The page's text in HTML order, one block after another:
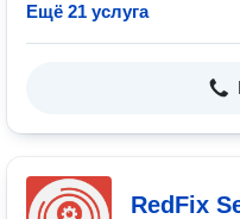
Ещё 21 услуга
RedFix